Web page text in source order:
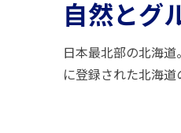
自然とグ
日本最北部の北海
に登録された北海